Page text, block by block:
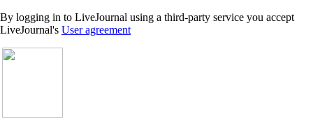
By logging in to LiveJournal using a third-party service you accept
LiveJournal's User agreement